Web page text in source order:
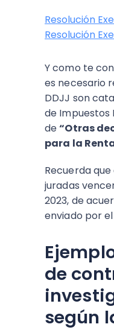
Resolución
Resolución
Y como te
es necesario
DDJJ son
de
de“Otras
para la
Recuerda
juradas
2023, de
enviado por el
de
según